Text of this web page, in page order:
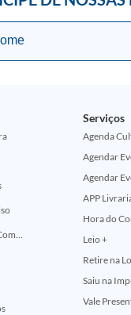
Superman Vs. Homem-Aranha - Edição Comemorativa 50 Anos (Encontros Clássicos Dc E Marvel)
Serviços
Agenda
Agendar
Agendar
APP
Hora do
Leio +
Retire na
Saiu na
Vale